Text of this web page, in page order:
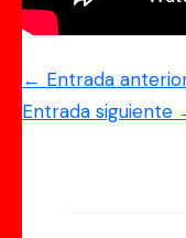
← Entrada
Entrada siguiente